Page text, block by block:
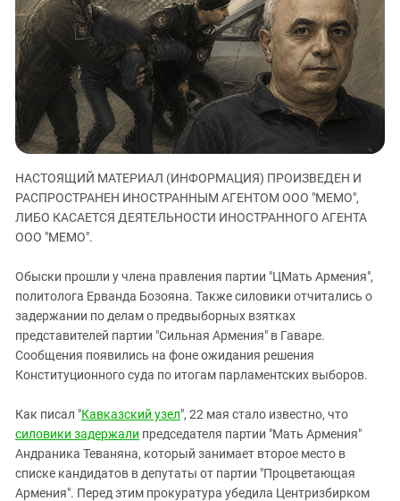
ЗАСТАВЛЯЕТ
КАВКАЗ ЗА ПАЛЕСТИНУ
ИНАКОМЫСЛИЕ В ЧЕЧНЕ
ПРЕСЛЕДОВАНИЕ АКТИВИСТОВ
МОБИЛИЗАЦИЯ И ПРОТЕСТЫ
Дагестан
Ингушетия
Кабардино-Балкария
Калмыкия
Карачаево-Черкесия
Краснодарский край
Нагорный Карабах
Ростовская область
СКФО
Ставропольский край
Чечня
Южная Осетия
ЮФО
НАСТОЯЩИЙ МАТЕРИАЛ (ИНФОРМАЦИЯ) ПРОИЗВЕДЕН И
РАСПРОСТРАНЕН ИНОСТРАННЫМ АГЕНТОМ ООО "МЕМО",
ЛИБО КАСАЕТСЯ ДЕЯТЕЛЬНОСТИ ИНОСТРАННОГО АГЕНТА
ООО "МЕМО".
Обыски прошли у члена правления партии "ЦМать Армения",
политолога Ерванда Бозояна. Также силовики отчитались о
задержании по делам о предвыборных взятках
представителей партии "Сильная Армения" в Гаваре.
Сообщения появились на фоне ожидания решения
Конституционного суда по итогам парламентских выборов.
Как писал "Кавказский узел", 22 мая стало известно, что
силовики задержали председателя партии "Мать Армения"
Андраника Теваняна, который занимает второе место в
списке кандидатов в депутаты от партии "Процветающая
Армения". Перед этим прокуратура убедила Центризбирком